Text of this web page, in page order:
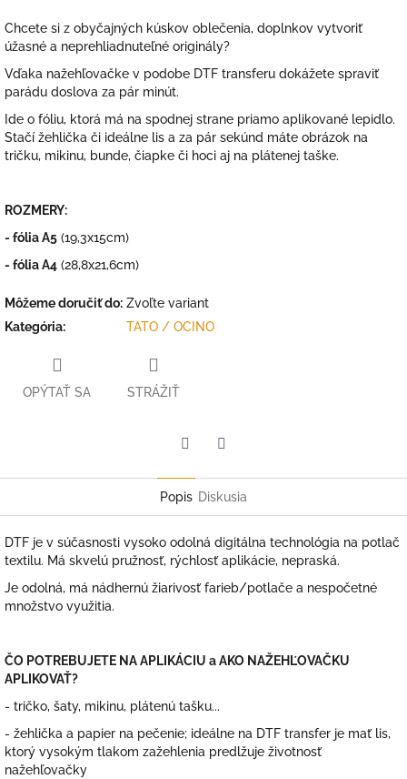
Chcete si z obyčajných kúskov oblečenia, doplnkov vytvoriť
úžasné a neprehliadnuteľné originály?
Vďaka nažehľovačke v podobe DTF transferu dokážete spraviť
parádu doslova za pár minút.
Ide o fóliu, ktorá má na spodnej strane priamo aplikované lepidlo.
Stačí žehlička či ideálne lis a za pár sekúnd máte obrázok na
tričku, mikinu, bunde, čiapke či hoci aj na plátenej taške.
ROZMERY:
- fólia A5 (19,3x15cm)
- fólia A4 (28,8x21,6cm)
Môžeme doručiť do: Zvoľte variant
Kategória: TATO / OCINO
OPÝTAŤ SA STRÁŽIŤ
Popis Diskusia
DTF je v súčasnosti vysoko odolná digitálna technológia na potlač
textilu. Má skvelú pružnosť, rýchlosť aplikácie, nepraská.
Je odolná, má nádhernú žiarivosť farieb/potlače a nespočetné
množstvo využitia.
ČO POTREBUJETE NA APLIKÁCIU a AKO NAŽEHĽOVAČKU
APLIKOVAŤ?
- tričko, šaty, mikinu, plátenú tašku...
- žehlička a papier na pečenie; ideálne na DTF transfer je mať lis,
ktorý vysokým tlakom zažehlenia predlžuje životnosť
nažehľovačky